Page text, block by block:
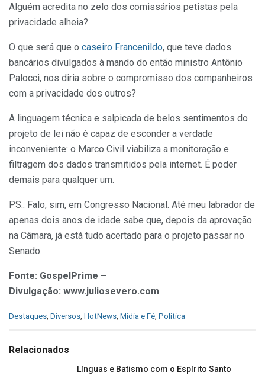
Alguém acredita no zelo dos comissários petistas pela
privacidade alheia?
O que será que o caseiro Francenildo, que teve dados
bancários divulgados à mando do então ministro Antônio
Palocci, nos diria sobre o compromisso dos companheiros
com a privacidade dos outros?
A linguagem técnica e salpicada de belos sentimentos do
projeto de lei não é capaz de esconder a verdade
inconveniente: o Marco Civil viabiliza a monitoração e
filtragem dos dados transmitidos pela internet. É poder
demais para qualquer um.
PS.: Falo, sim, em Congresso Nacional. Até meu labrador de
apenas dois anos de idade sabe que, depois da aprovação
na Câmara, já está tudo acertado para o projeto passar no
Senado.
Fonte: GospelPrime –
Divulgação: www.juliosevero.com
C
e
Destaques Diversos HotNews Mídia e Fé Política
Relacionados
Línguas e Batismo com o Espírito Santo